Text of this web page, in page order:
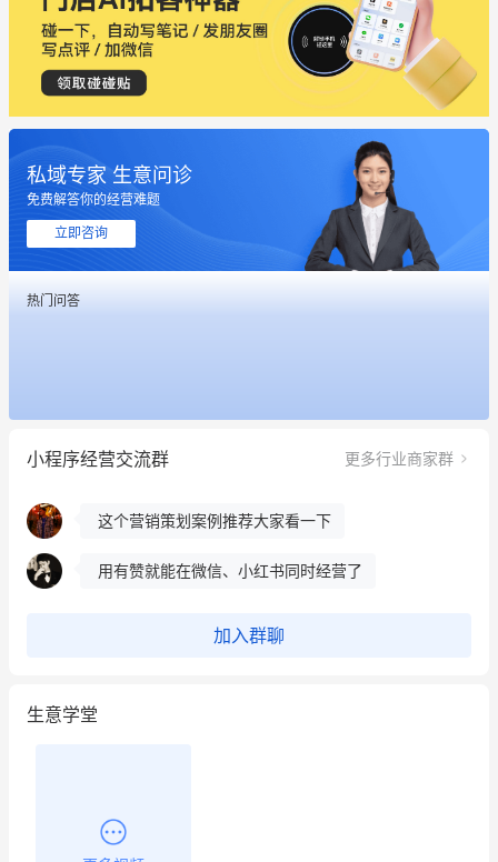
私域专家 生意问诊
免费解答你的经营难题
立即咨询
热门问答
小程序经营交流群 更多行业商家群
这个营销策划案例推荐大家看一下
昨晚的直播课程太好啦❤️
冰墩墩货源充足需要的联系我
这个营销策划案例推荐大家看一下
用有赞就能在微信、小红书同时经营了
加入群聊
生意学堂